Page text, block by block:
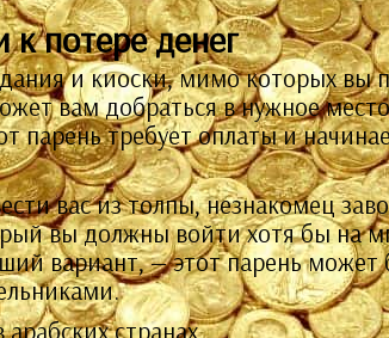
потере денег
и киоски, мимо которых вы
вам добраться в нужное
парень требует оплаты и
вас из толпы, незнакомец
вы должны войти хотя бы на
вариант, — этот парень
странах.